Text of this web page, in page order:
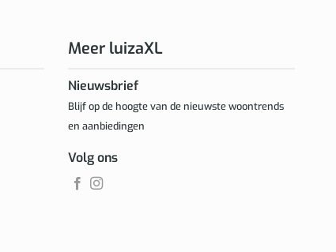
Meer luizaXL
Nieuwsbrief
Blijf op de hoogte van de nieuwste woontrends
en aanbiedingen
Volg ons